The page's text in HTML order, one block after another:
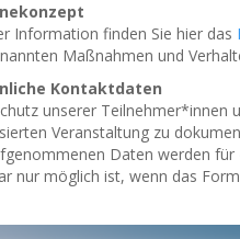
Information finden Sie hier das
Maßnahmen und
Kontaktdaten
unserer Teilnehmer*innen
Veranstaltung zu
Daten werden
nur möglich ist, wenn das